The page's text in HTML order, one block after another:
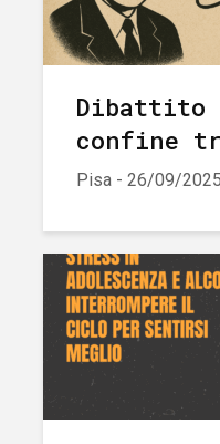
confine
Pisa - 26/09/